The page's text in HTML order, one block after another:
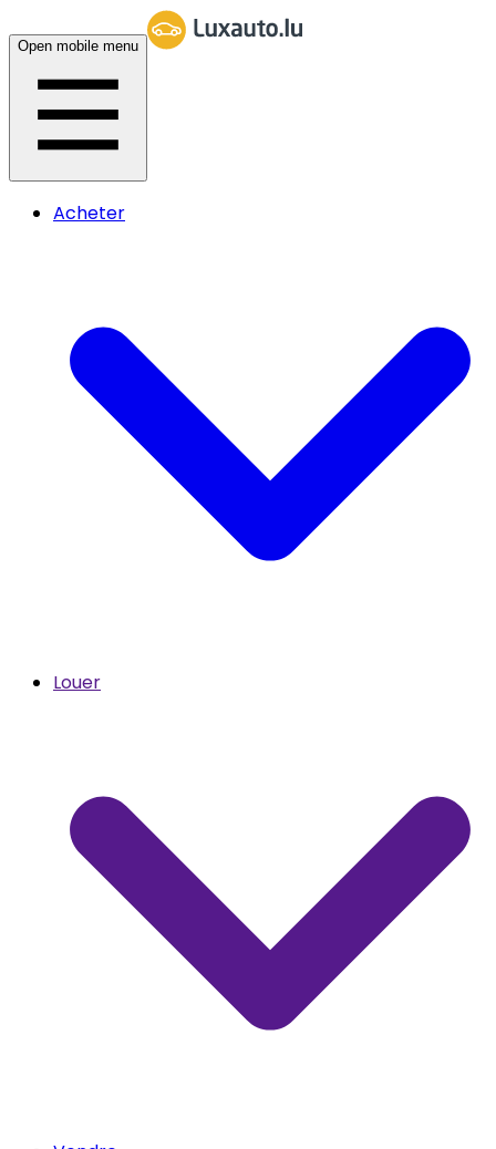
Open mobile menu
Acheter
Louer